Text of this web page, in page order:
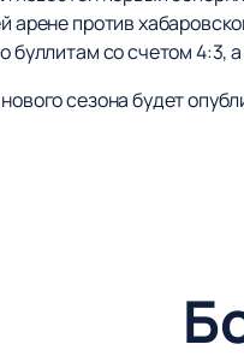
арене против
буллитам со счетом 4:3,
сезона будет